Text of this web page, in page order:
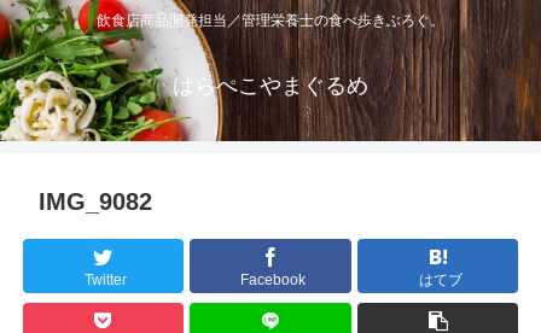
飲食店商品開発担当／管理栄養士の食べ歩きぶろぐ。
はらぺこやまぐるめ
IMG_9082
Twitter Facebook はてブ